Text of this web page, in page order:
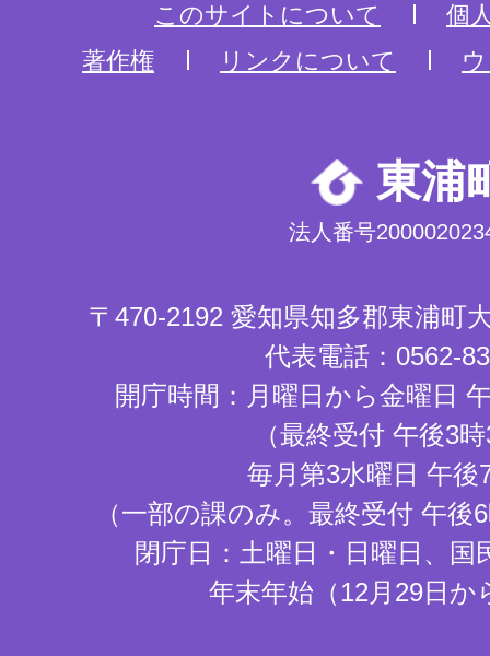
このサイトについて
個
著作権
リンクについて
東浦
法人番号
〒470-2192 愛知県知多郡東浦町
代表電話：0562-
開庁時間：月曜日から金曜日
（最終受付 午後3
毎月第3水曜日 午後
（一部の課のみ。最終受付 午
閉庁日：土曜日・日曜日、国
年末年始（12月29日か